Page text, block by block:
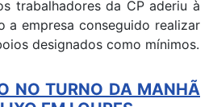
trabalhadores da CP aderiu à
a empresa conseguido realizar
designados como mínimos.
NO TURNO DA MANHÃ